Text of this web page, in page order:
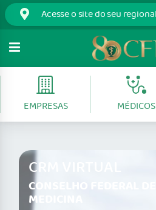
EMPRESAS MÉDICOS
CRM VIRTUAL
CONSELHO FEDERAL DE
MEDICINA